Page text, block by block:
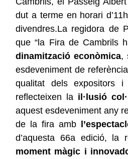
dut a terme en horari
divendres.La regidora de
que “la Fira de Cambrils
dinamització econòmica,
esdeveniment de
qualitat dels expositors
reflecteixen la il·lusió
aquest esdeveniment any
de la fira amb
d’aquesta 66a edició, la
moment màgic i